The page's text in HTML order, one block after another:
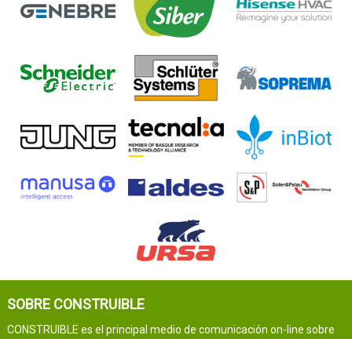
SOBRE CONSTRUIBLE
CONSTRUIBLE es el principal medio de comunicación on-line sobre